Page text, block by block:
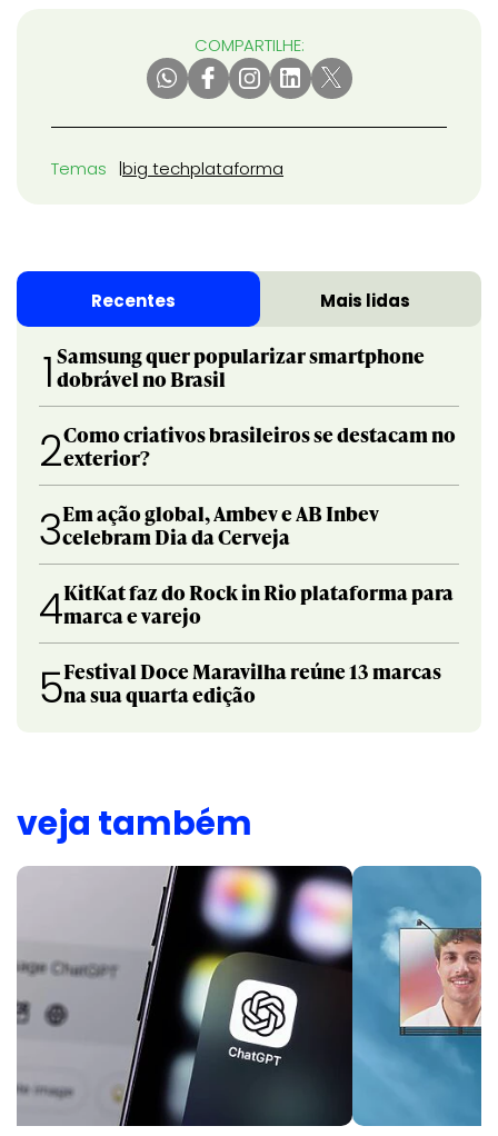
COMPARTILHE:
Temas big techplataforma
Recentes Mais lidas
1 Samsung quer popularizar smartphone
dobrável no Brasil
2Como criativos brasileiros se destacam no
exterior?
3Em ação global, Ambev e AB Inbev
celebram Dia da Cerveja
4KitKat faz do Rock in Rio plataforma para
marca e varejo
5Festival Doce Maravilha reúne 13 marcas
na sua quarta edição
veja também